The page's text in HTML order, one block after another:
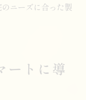
ニーズに合った製
ートに導